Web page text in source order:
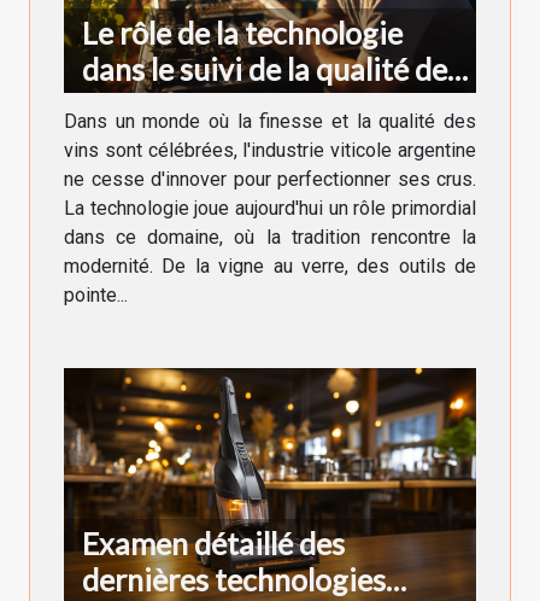
Le rôle de la technologie
dans le suivi de la qualité des
vins argentins
Dans un monde où la finesse et la qualité des
vins sont célébrées, l'industrie viticole argentine
ne cesse d'innover pour perfectionner ses crus.
La technologie joue aujourd'hui un rôle primordial
dans ce domaine, où la tradition rencontre la
modernité. De la vigne au verre, des outils de
pointe...
Examen détaillé des
dernières technologies